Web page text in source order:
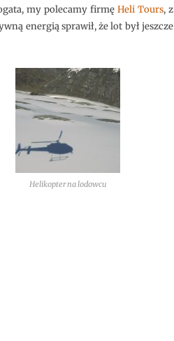
my polecamy firmę Heli Tours, z
energią sprawił, że lot był jeszcze
Helikopter na lodowcu